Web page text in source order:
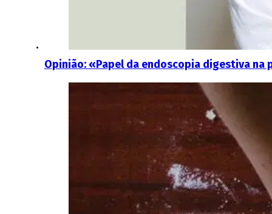
Opinião: «Papel da endoscopia digestiva